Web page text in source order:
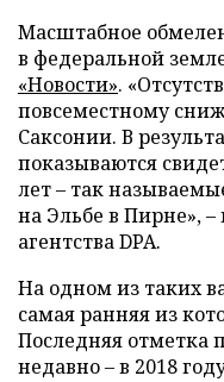
Масштабное
в федеральной
«Новости».
повсеместному
Саксонии. В
показываются
лет – так
на Эльбе в Пирне»,
агентства DPA.
На одном из таких
самая ранняя из
Последняя отметка
недавно – в 2018